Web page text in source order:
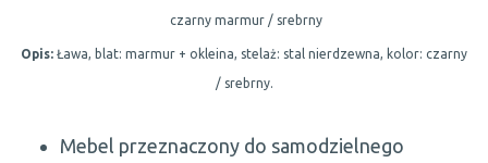
czarny marmur / srebrny
Opis: Ława, blat: marmur + okleina, stelaż: stal nierdzewna, kolor: czarny
/ srebrny.
Mebel przeznaczony do samodzielnego